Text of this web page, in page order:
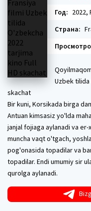
Год: 2022,
Страна:
Uzbek tilida
skachat
Bir kuni, Korsikada birga
Antuan kimsasiz yo'lda
janjal fojiaga aylanadi va
muncha vaqt o'tgach,
pog'onasida topadilar va
topadilar. Endi umumiy sir
qurolga aylanadi.